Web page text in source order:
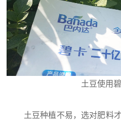
土豆使用
土豆种植不易，选对肥料